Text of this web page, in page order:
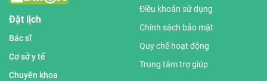
Đặt lịch
Bác sĩ
Cơ sở y tế
Chuyên khoa
Điều khoản sử dụng
Chính sách bảo mật
Quy chế hoạt động
Trung tâm trợ giúp